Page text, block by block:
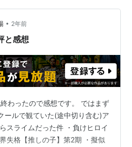
「ちゃんと文献通りにやろう」
。1話のワンシーンのテロップ
』とか、何が起きたか容易に想
• 2年前
と感想
わったので感想です。 ではまず
ールで観ていた(途中切り含む)ア
スライムだった件 ・負けヒロイ
失格【推しの子】第2期 ・擬似